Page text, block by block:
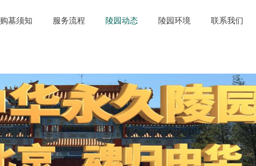
购墓须知 服务流程 陵园动态 陵园环境 联系我们